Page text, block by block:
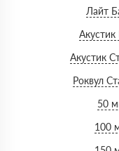
Лайт
Акустик
Акустик
Роквул
50
100